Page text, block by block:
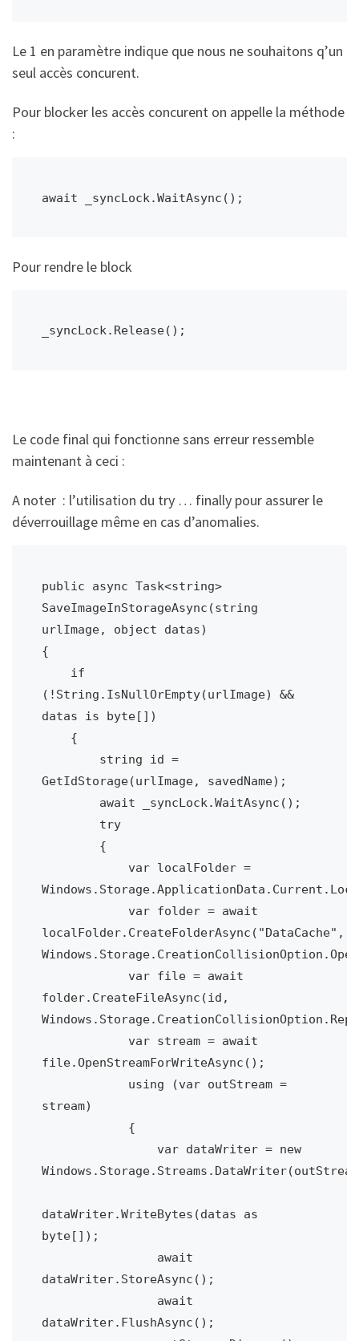
Le 1 en paramètre indique que nous ne souhaitons q’un
seul accès concurent.
Pour blocker les accès concurent on appelle la méthode
:
await _syncLock.WaitAsync();
Pour rendre le block
_syncLock.Release();
Le code final qui fonctionne sans erreur ressemble
maintenant à ceci :
A noter : l’utilisation du try … finally pour assurer le
déverrouillage même en cas d’anomalies.
public async Task<string>
SaveImageInStorageAsync(string
urlImage, object datas)
{
(!String.IsNullOrEmpty(urlImage) &&
datas is byte[])
GetIdStorage(urlImage, savedName);
localFolder.CreateFolderAsync("DataCache",
folder.CreateFileAsync(id,
file.OpenStreamForWriteAsync();
stream)
dataWriter.WriteBytes(datas as
byte[]);
dataWriter.StoreAsync();
dataWriter.FlushAsync();